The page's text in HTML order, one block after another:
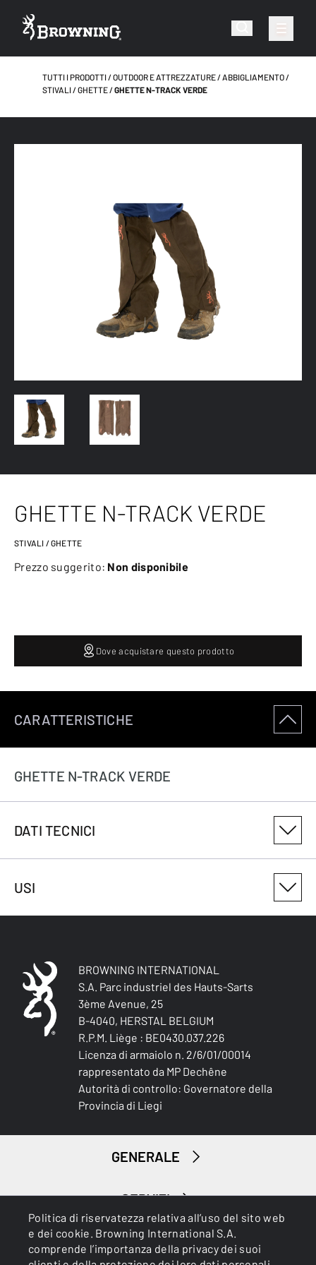
Politica di riservatezza relativa all’uso del sito web
e dei cookie. Browning International S.A.
comprende l’importanza della privacy dei suoi
TUTTI I PRODOTTI OUTDOOR E ATTREZZATURE
ABBIGLIAMENTO
STIVALI / GHETTE
GHETTE N-TRACK VERDE
GHETTE N-TRACK VERDE
STIVALI / GHETTE
Prezzo suggerito: Non disponibile
Dove acquistare questo prodotto
CARATTERISTICHE
GHETTE N-TRACK VERDE
DATI TECNICI
3099534000
IMPERMEABILE
ANTIVENTO
ISOLAMENTO TERMICO
LEGGERO
RESISTENTE ALL'ACQUA
RESISTENTE ALLE PERFORAZIONI
USI
USI
Acquatici
BROWNING INTERNATIONAL
S.A. Parc industriel des Hauts-Sarts
3ème Avenue, 25
B-4040, HERSTAL BELGIUM
R.P.M. Liège : BE0430.037.226
Licenza di armaiolo n. 2/6/01/00014
rappresentato da MP Dechêne
Autorità di controllo: Governatore della
Provincia di Liegi
GENERALE
SERVIZI